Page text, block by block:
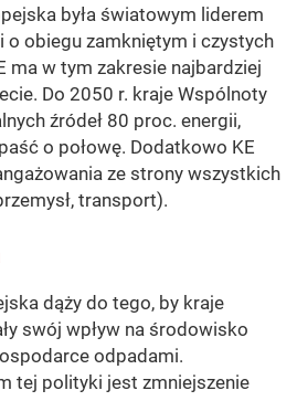
była światowym liderem
obiegu zamkniętym i czystych
ma w tym zakresie najbardziej
Do 2050 r. kraje Wspólnoty
źródeł 80 proc. energii,
o połowę. Dodatkowo KE
ze strony wszystkich
transport).
dąży do tego, by kraje
swój wpływ na środowisko
odpadami.
tej polityki jest zmniejszenie